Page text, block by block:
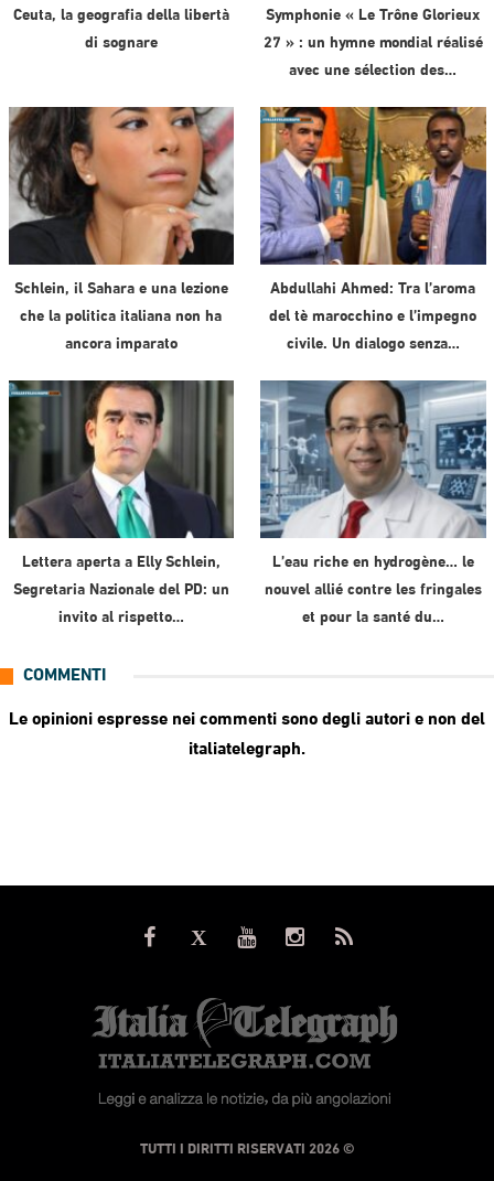
Ceuta, la geografia della libertà
di sognare
Symphonie « Le Trône Glorieux
27 » : un hymne mondial réalisé
avec une sélection des…
Schlein, il Sahara e una lezione
che la politica italiana non ha
ancora imparato
Abdullahi Ahmed: Tra l’aroma
del tè marocchino e l’impegno
civile. Un dialogo senza…
Lettera aperta a Elly Schlein,
Segretaria Nazionale del PD: un
invito al rispetto…
L’eau riche en hydrogène… le
nouvel allié contre les fringales
et pour la santé du…
COMMENTI
Le opinioni espresse nei commenti sono degli autori e non del
italiatelegraph.
© TUTTI I DIRITTI RISERVATI 2026